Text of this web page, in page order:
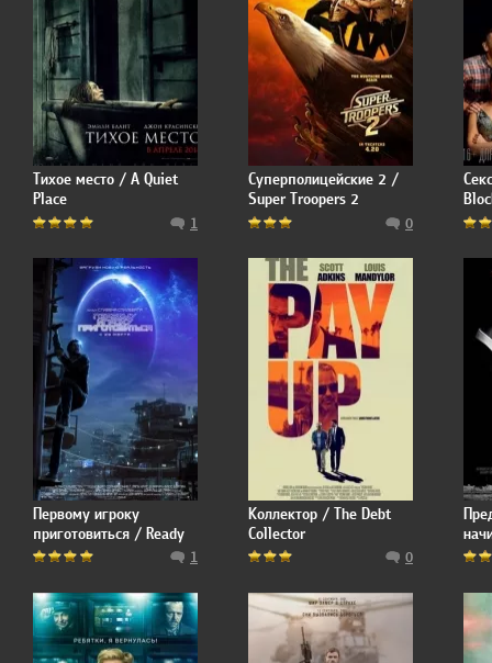
Тихое место / A Quiet
Place
1
Суперполицейские 2 /
Super Troopers 2
0
Первому игроку
приготовиться / Ready
Player One
1
Коллектор / The Debt
Collector
0